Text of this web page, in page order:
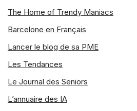
The Home of Trendy Maniacs
Barcelone en Français
Lancer le blog de sa PME
Les Tendances
Le Journal des Seniors
L’annuaire des IA